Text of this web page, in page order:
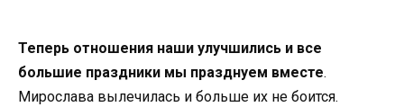
Теперь отношения наши улучшились и все
большие праздники мы празднуем вместе.
Мирослава вылечилась и больше их не боится.